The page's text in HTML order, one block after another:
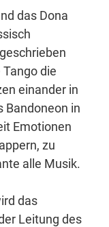
das Dona
die
einander in
Bandoneon in
Emotionen
zu
alle Musik.
das
Leitung des